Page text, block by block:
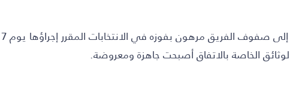
وأكد المرشح أن انضمام هالاند إلى صفوف الفريق مرهون بفوزه في الانتخابات المقرر إجراؤها يوم 7
الخاصة بالاتفاق أصبحت جاهزة ومعروضة.